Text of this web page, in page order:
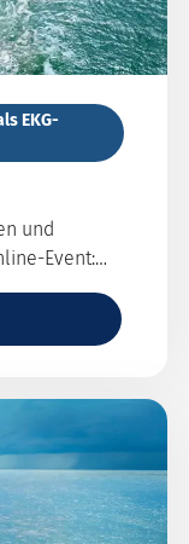
EKG-
und
Event:
im